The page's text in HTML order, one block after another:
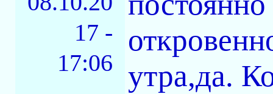
17 -
17:06 утра,да.